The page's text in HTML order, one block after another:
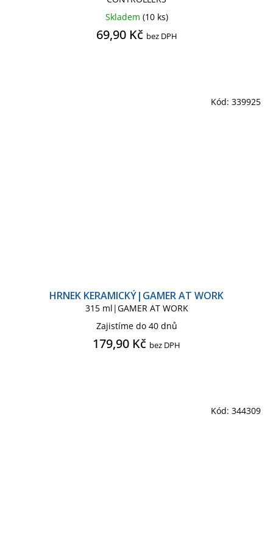
Skladem (10 ks)
69,90 Kč bez DPH
HRNEK KERAMICKÝ|GAMER AT WORK
315 ml|GAMER AT WORK
Zajistíme do 40 dnů
179,90 Kč bez DPH
Kód: 339925
Kód: 344309